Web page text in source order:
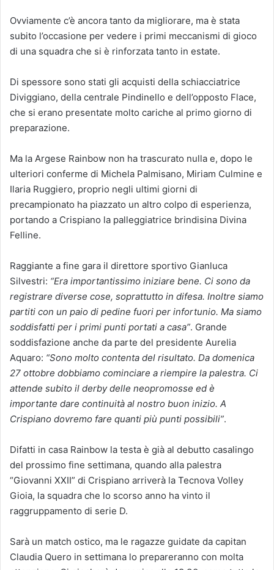
Ovviamente c’è ancora tanto da migliorare, ma è stata
subito l’occasione per vedere i primi meccanismi di gioco
di una squadra che si è rinforzata tanto in estate.
Di spessore sono stati gli acquisti della schiacciatrice
Diviggiano, della centrale Pindinello e dell’opposto Flace,
che si erano presentate molto cariche al primo giorno di
preparazione.
Ma la Argese Rainbow non ha trascurato nulla e, dopo le
ulteriori conferme di Michela Palmisano, Miriam Culmine e
Ilaria Ruggiero, proprio negli ultimi giorni di
precampionato ha piazzato un altro colpo di esperienza,
portando a Crispiano la palleggiatrice brindisina Divina
Felline.
Raggiante a fine gara il direttore sportivo Gianluca
Silvestri: “Era importantissimo iniziare bene. Ci sono da
registrare diverse cose, soprattutto in difesa. Inoltre siamo
partiti con un paio di pedine fuori per infortunio. Ma siamo
soddisfatti per i primi punti portati a casa”. Grande
soddisfazione anche da parte del presidente Aurelia
Aquaro: “Sono molto contenta del risultato. Da domenica
27 ottobre dobbiamo cominciare a riempire la palestra. Ci
attende subito il derby delle neopromosse ed è
importante dare continuità al nostro buon inizio. A
Crispiano dovremo fare quanti più punti possibili”.
Difatti in casa Rainbow la testa è già al debutto casalingo
del prossimo fine settimana, quando alla palestra
“Giovanni XXII” di Crispiano arriverà la Tecnova Volley
Gioia, la squadra che lo scorso anno ha vinto il
raggruppamento di serie D.
Sarà un match ostico, ma le ragazze guidate da capitan
Claudia Quero in settimana lo prepareranno con molta